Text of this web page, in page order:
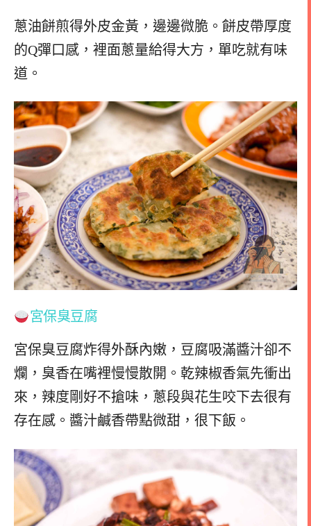
蔥油餅煎得外皮金黃，邊邊微脆。餅皮帶厚度
的Q彈口感，裡面蔥量給得大方，單吃就有味
道。
宮保臭豆腐
宮保臭豆腐炸得外酥內嫩，豆腐吸滿醬汁卻不
爛，臭香在嘴裡慢慢散開。乾辣椒香氣先衝出
來，辣度剛好不搶味，蔥段與花生咬下去很有
存在感。醬汁鹹香帶點微甜，很下飯。